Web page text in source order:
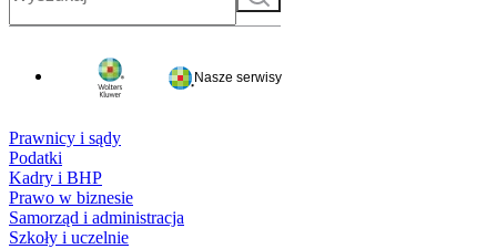
Nasze serwisy
Prawnicy i sądy
Podatki
Kadry i BHP
Prawo w biznesie
Samorząd i administracja
Szkoły i uczelnie